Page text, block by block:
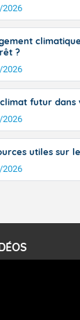
?
futur dans
2026
utiles sur